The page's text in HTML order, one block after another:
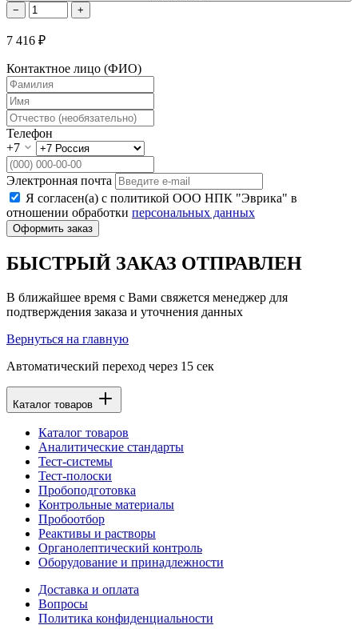
−
+
7 416 ₽
Контактное лицо (ФИО)
Телефон
+7
Электронная почта
Я согласен(а) с политикой ООО НПК "Эврика" в
отношении обработки персональных данных
Оформить заказ
БЫСТРЫЙ ЗАКАЗ ОТПРАВЛЕН
В ближайшее время с Вами свяжется менеджер для
подтверждения заказа и уточнения данных
Вернуться на главную
Автоматический переход через 15 сек
Каталог товаров
Каталог товаров
Аналитические стандарты
Тест-системы
Тест-полоски
Пробоподготовка
Контрольные материалы
Пробоотбор
Реактивы и растворы
Органолептический контроль
Оборудование и принадлежности
Доставка и оплата
Вопросы
Политика конфиденциальности